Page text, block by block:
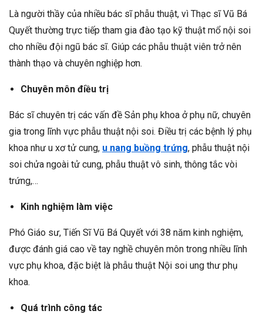
Là người thầy của nhiều bác sĩ phẫu thuật, vì Thạc sĩ Vũ Bá
Quyết thường trực tiếp tham gia đào tạo kỹ thuật mổ nội soi
cho nhiều đội ngũ bác sĩ. Giúp các phẫu thuật viên trở nên
thành thạo và chuyên nghiệp hơn.
Chuyên môn điều trị
Bác sĩ chuyên trị các vấn đề Sản phụ khoa ở phụ nữ, chuyên
gia trong lĩnh vực phẫu thuật nội soi. Điều trị các bệnh lý phụ
khoa như u xơ tử cung, u nang buồng trứng, phẫu thuật nội
soi chửa ngoài tử cung, phẫu thuật vô sinh, thông tắc vòi
trứng,…
Kinh nghiệm làm việc
Phó Giáo sư, Tiến Sĩ Vũ Bá Quyết với 38 năm kinh nghiệm,
được đánh giá cao về tay nghề chuyên môn trong nhiều lĩnh
vực phụ khoa, đặc biệt là phẫu thuật Nội soi ung thư phụ
khoa.
Quá trình công tác